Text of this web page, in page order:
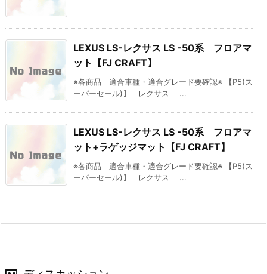
LEXUS LS-レクサス LS -50系 フロアマ
ット【FJ CRAFT】
※各商品 適合車種・適合グレード要確認※ 【P5(ス
ーパーセール)】 レクサス ...
LEXUS LS-レクサス LS -50系 フロアマ
ット+ラゲッジマット【FJ CRAFT】
※各商品 適合車種・適合グレード要確認※ 【P5(ス
ーパーセール)】 レクサス ...